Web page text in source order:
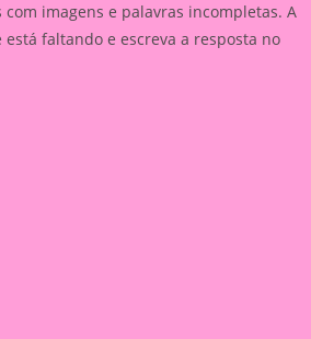
imagens e palavras incompletas. A
faltando e escreva a resposta no